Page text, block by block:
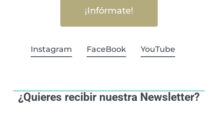
¡Infórmate!
Instagram FaceBook YouTube
¿Quieres recibir nuestra Newsletter?